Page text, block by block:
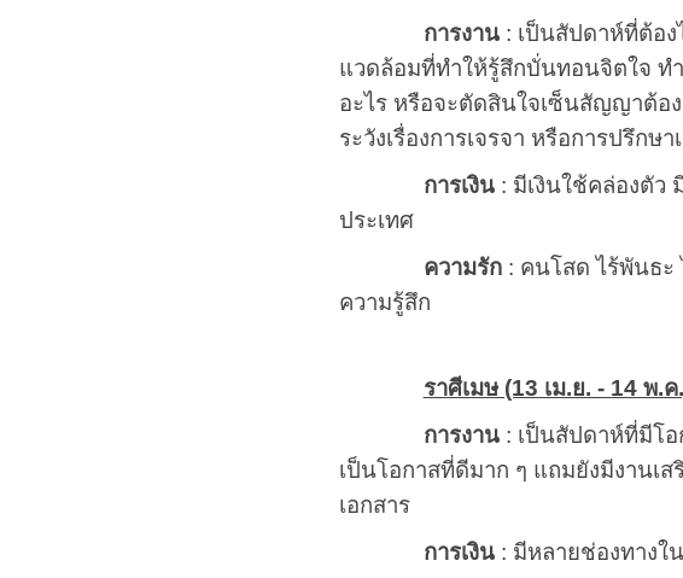
การงาน: เป็นสัปดาห์ที่ต้อง
แวดล้อมที่ทำให้รู้สึกบั่นทอนจิตใจ ท
อะไร หรือจะตัดสินใจเซ็นสัญญาต้อ
ระวังเรื่องการเจรจา หรือการปรึกษ
การเงิน: มีเงินใช้คล่องตัว
ประเทศ
ความรัก: คนโสด ไร้พันธะ
ความรู้สึก
ราศีเมษ (13 เม.ย. - 14 พ.ค
การงาน: เป็นสัปดาห์ที่มีโอ
เป็นโอกาสที่ดีมาก ๆ แถมยังมีงานเ
เอกสาร
การเงิน: มีหลายช่องทางใน